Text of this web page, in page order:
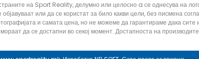
на Sport Reality, делумно или целосно a се однесува на
објавуваат или да се користат за било какви цели, без писмена
и самата цена, но не можеме да гарантираме дака
да се достапни во секој момент. Достапноста на